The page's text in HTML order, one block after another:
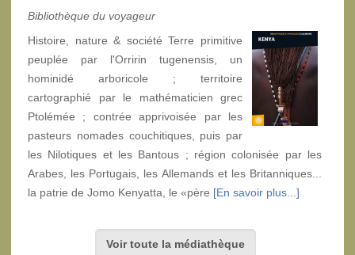
Bibliothèque du voyageur
Histoire, nature & société Terre primitive
peuplée par l'Orririn tugenensis, un
hominidé arboricole ; territoire
cartographié par le mathématicien grec
Ptolémée ; contrée apprivoisée par les
pasteurs nomades couchitiques, puis par
les Nilotiques et les Bantous ; région colonisée par les
Arabes, les Portugais, les Allemands et les Britanniques...
la patrie de Jomo Kenyatta, le «père [En savoir plus...]
Voir toute la médiathèque